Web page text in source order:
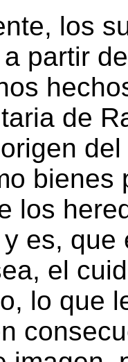
los
partir
de
bienes
los
es,
el
lo que